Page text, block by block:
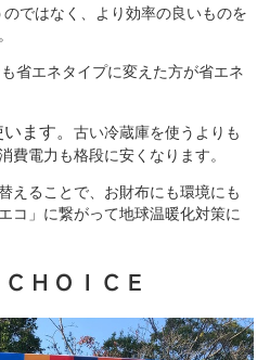
ではなく、より効率の良いものを
省エネタイプに変えた方が省エネ
ます。 古い冷蔵庫を使うよりも
費電力も格段に安くなります。
えることで、お財布にも環境にも
コ」に繋がって地球温暖化対策に
ＨＯＩＣＥ